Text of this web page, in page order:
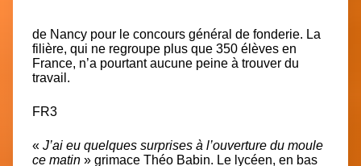
de Nancy pour le concours général de fonderie. La
filière, qui ne regroupe plus que 350 élèves en
France, n’a pourtant aucune peine à trouver du
travail.
FR3
« J’ai eu quelques surprises à l’ouverture du moule
ce matin » grimace Théo Babin. Le lycéen, en bas